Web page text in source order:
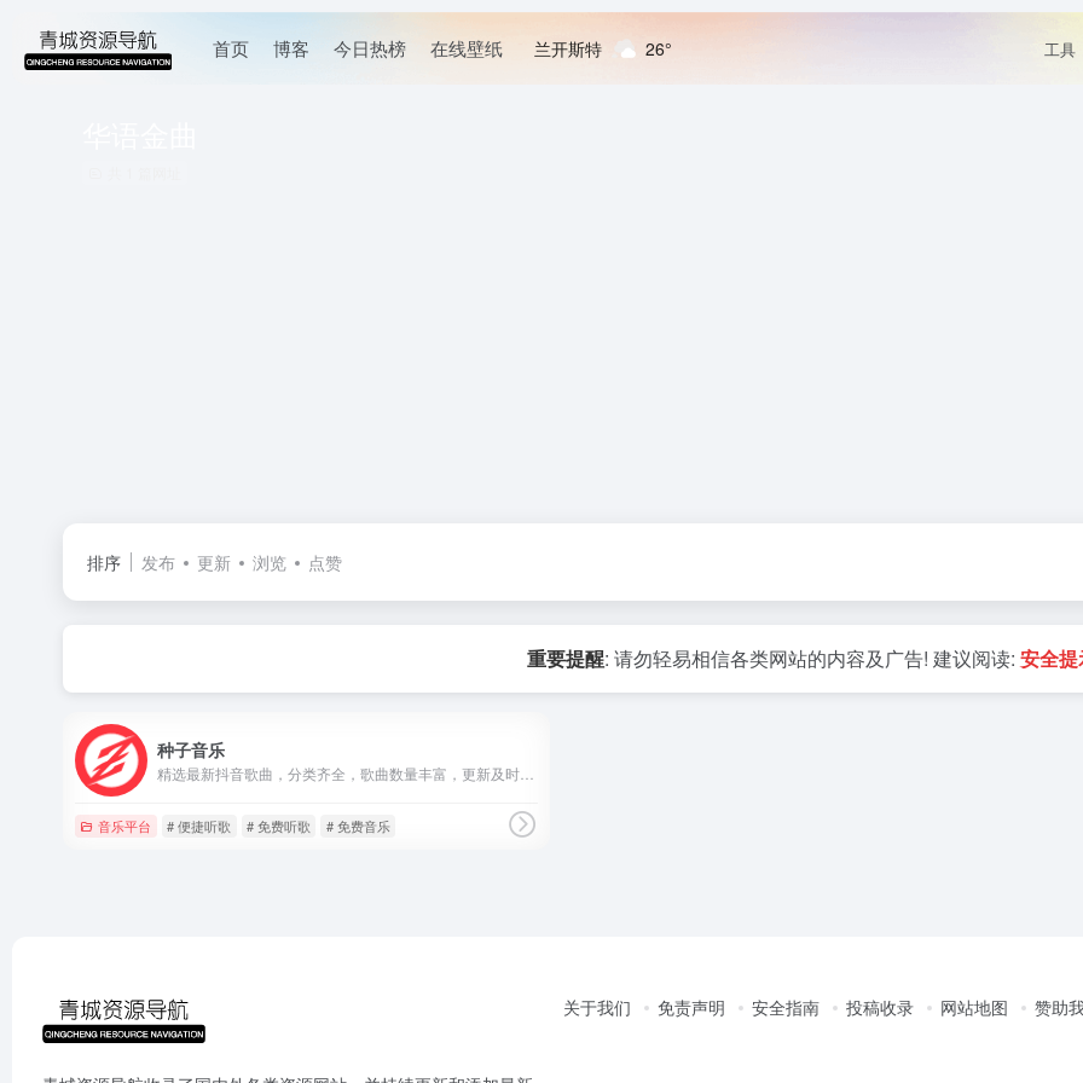
首页 博客 今日热榜 在线壁纸 兰开斯特 26° 工具
排序 发布 更新 浏览 点赞
重要提醒: 请勿轻易相信各类网站的内容及广告! 建议阅读: 安全提
种子音乐
音乐平台 # 便捷听歌 # 免费听歌 # 免费音乐
关于我们 免责声明 安全指南 投稿收录 网站地图 赞助